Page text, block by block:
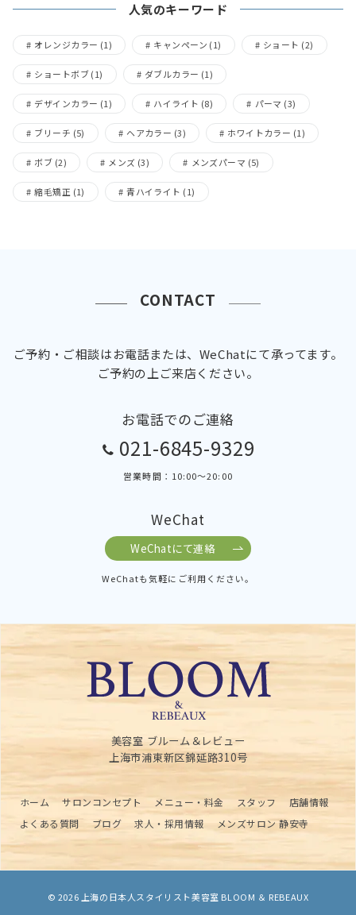
人気のキーワード
オレンジカラー (1) キャンペーン (1) ショート (2)
ショートボブ(1) ダブルカラー (1)
デザインカラー (1) ハイライト (8) パーマ (3)
ブリーチ (5) ヘアカラー (3) ホワイトカラー (1)
ボブ (2) メンズ (3) メンズパーマ (5)
縮毛矯正 (1) 青ハイライト (1)
CONTACT
ご予約・ご相談はお電話または、WeChatにて承ってます。
ご予約の上ご来店ください。
お電話でのご連絡
021-6845-9329
営業時間：10:00～20:00
WeChat
WeChatにて連絡
WeChatも気軽にご利用ください。
美容室 ブルーム＆レビュー
上海市浦東新区錦延路310号
ホーム サロンコンセプト メニュー・料金 スタッフ
店舗情報
よくある質問
ブログ 求人・採用情報 メンズサロン 静安寺
© 2026 上海の日本人スタイリスト美容室 BLOOM ＆ REBEAUX